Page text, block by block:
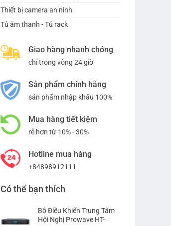
Thiết bị camera an ninh
Tủ âm thanh - Tủ rack
Giao hàng nhanh chóng
chỉ trong vòng 24 giờ
Sản phẩm chính hãng
sản phẩm nhập khẩu 100%
Mua hàng tiết kiệm
rẻ hơn từ 10% - 30%
Hotline mua hàng
+84898912111
Có thể bạn thích
Bộ Điều Khiển Trung Tâm
Hội Nghị Prowave HT-